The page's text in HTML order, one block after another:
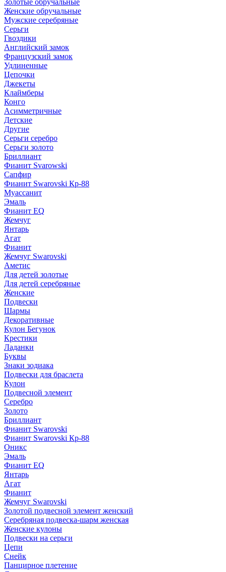
Золотые обручальные
Женские обручальные
Мужские серебряные
Серьги
Гвоздики
Английский замок
Французский замок
Удлиненные
Цепочки
Джекеты
Клаймберы
Конго
Асимметричные
Детские
Другие
Серьги серебро
Серьги золото
Бриллиант
Фианит Svarowski
Сапфир
Фианит Swarovski Кр-88
Муассанит
Эмаль
Фианит EQ
Жемчуг
Янтарь
Агат
Фианит
Жемчуг Swarovski
Аметис
Для детей золотые
Для детей серебряные
Женские
Подвески
Шармы
Декоративные
Кулон Бегунок
Крестики
Ладанки
Буквы
Знаки зодиака
Подвески для браслета
Кулон
Подвесной элемент
Серебро
Золото
Бриллиант
Фианит Swarovski
Фианит Swarovski Кр-88
Оникс
Эмаль
Фианит EQ
Янтарь
Агат
Фианит
Жемчуг Swarovski
Золотой подвесной элемент женcкий
Серебряная подвеска-шарм женская
Женские кулоны
Подвески на серьги
Цепи
Снейк
Панцирное плетение